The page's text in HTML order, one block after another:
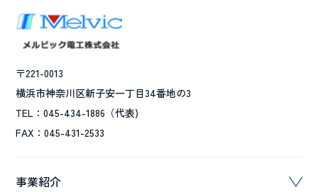
〒221-0013
横浜市神奈川区新子安一丁目34番地の3
TEL：045-434-1886（代表)
FAX：045-431-2533
事業紹介